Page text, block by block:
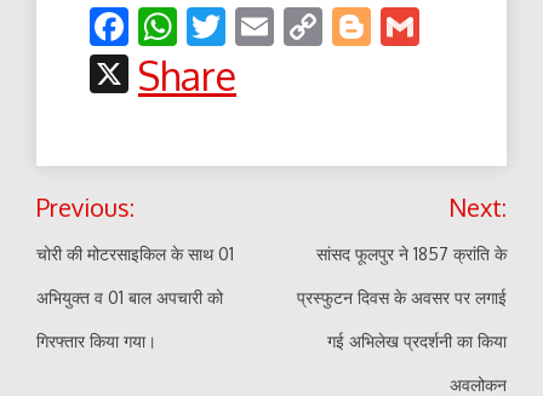
Facebook
WhatsApp
Twitter
EmailCopyBlogger
X
Share
Post
navigation
Previous:
चोरी की मोटरसाइकिल के साथ 01
अभियुक्त व 01 बाल अपचारी को
गिरफ्तार किया गया।
Next:
सांसद फूलपुर ने 1857 क्रांति के
प्रस्फुटन दिवस के अवसर पर लगाई
गई अभिलेख प्रदर्शनी का किया
अवलोकन